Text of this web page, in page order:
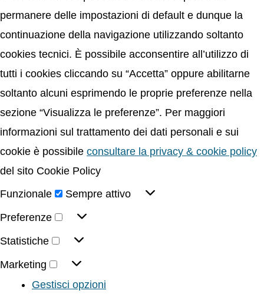
permanere delle impostazioni di default e dunque la
continuazione della navigazione utilizzando soltanto
cookies tecnici. È possibile acconsentire all’utilizzo di
tutti i cookies cliccando su “Accetta” oppure abilitarne
soltanto alcuni esprimendo le proprie preferenze nella
sezione “Visualizza le preferenze”. Per maggiori
informazioni sul trattamento dei dati personali e sui
cookie è possibile consultare la privacy & cookie policy
del sito Cookie Policy
Funzionale
Sempre attivo
Preferenze
Statistiche
Marketing
Gestisci opzioni